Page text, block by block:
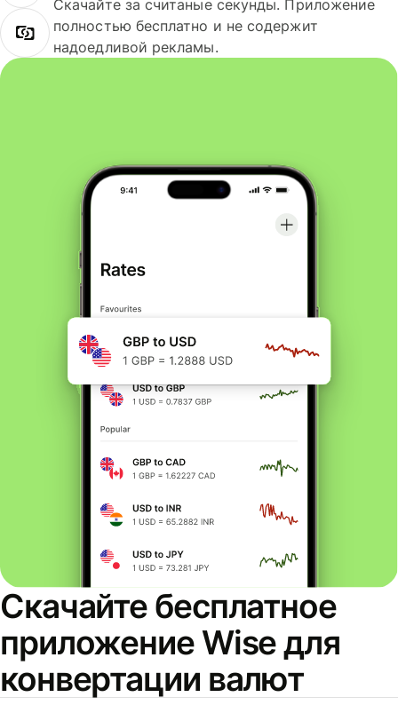
Скачайте за считаные секунды. Приложение
полностью бесплатно и не содержит
надоедливой рекламы.
Скачайте бесплатное
приложение Wise для
конвертации валют